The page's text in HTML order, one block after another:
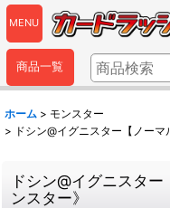
MENU
商品一覧
ホーム > モンスター
> ドシン@イグニスター【ノー
ドシン@イグニスタ
ンスター》